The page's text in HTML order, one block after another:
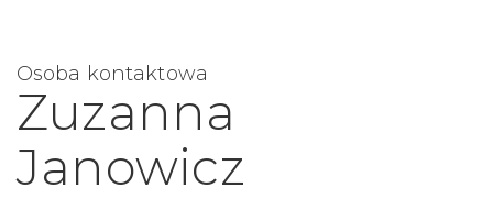
Osoba kontaktowa
Zuzanna
Janowicz